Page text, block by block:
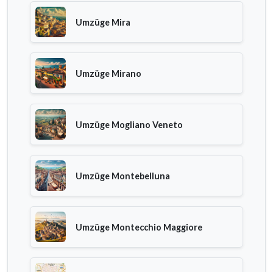
Umzüge Mira
Umzüge Mirano
Umzüge Mogliano Veneto
Umzüge Montebelluna
Umzüge Montecchio Maggiore